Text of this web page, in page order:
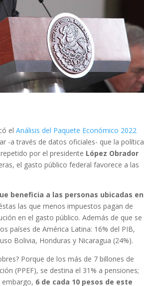
elAnálisis del Paquete Económico 2022
-a través de datos oficiales- que la política
por el presidente López Obrador
el gasto público federal favorece a las
beneficia a las personas ubicadas en
las que menos impuestos pagan de
en el gasto público. Además de que se
países de América Latina: 16% del PIB,
Bolivia, Honduras y Nicaragua (24%).
Porque de los más de 7 billones de
(PPEF), se destina el 31% a pensiones;
embargo, 6 de cada 10 pesos de este